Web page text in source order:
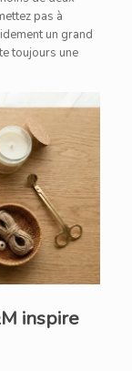
pas à
un grand
toujours une
inspire